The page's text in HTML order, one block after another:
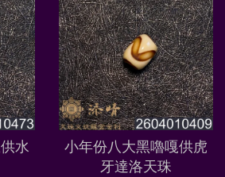
水
小年份八大黑嚕嘎供虎
牙達洛天珠